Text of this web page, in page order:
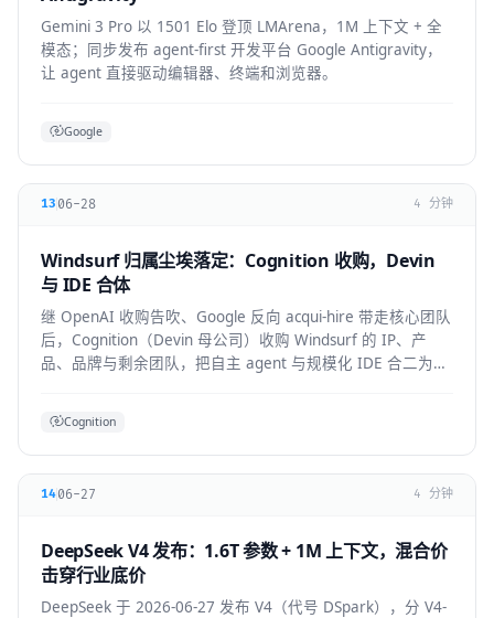
Gemini 3 Pro 以 1501 Elo 登顶 LMArena，1M 上下文 + 全
模态；同步发布 agent-first 开发平台 Google Antigravity，
让 agent 直接驱动编辑器、终端和浏览器。
Google
13 06-28 4 分钟
Windsurf 归属尘埃落定：Cognition 收购，Devin
与 IDE 合体
继 OpenAI 收购告吹、Google 反向 acqui-hire 带走核心团队
后，Cognition（Devin 母公司）收购 Windsurf 的 IP、产
品、品牌与剩余团队，把自主 agent 与规模化 IDE 合二为
Cognition
1406-27 4 分钟
DeepSeek V4 发布：1.6T 参数 + 1M 上下文，混合价
击穿行业底价
DeepSeek 于 2026-06-27 发布 V4（代号 DSpark），分 V4-